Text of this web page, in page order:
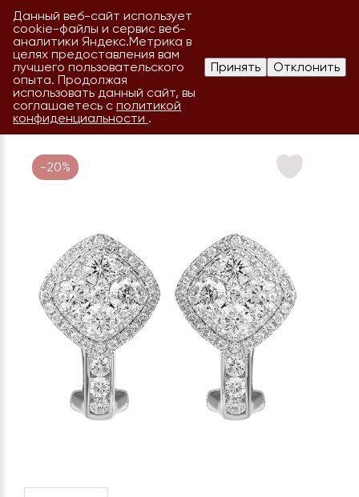
-20%
Данный веб-сайт использует
cookie-файлы и сервис веб-
аналитики Яндекс.Метрика в
целях предоставления вам
лучшего пользовательского
опыта. Продолжая
использовать данный сайт, вы
соглашаетесь сполитикой
конфиденциальности .
Принять Отклонить